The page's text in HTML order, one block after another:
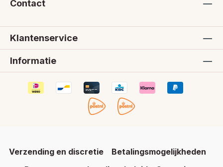
Contact
Klantenservice
Informatie
Verzending en discretie
Betalingsmogelijkheden